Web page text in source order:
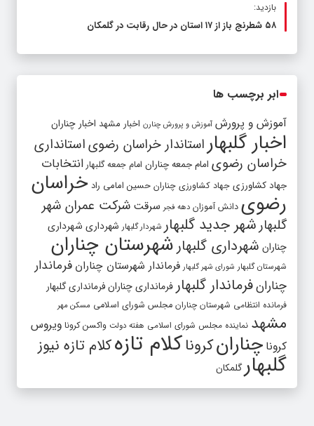
بازدید:
۵۸ شطرنج‌ باز از ۱۷ استان در حال رقابت در گلمکان
ابر برچسب ها
آموزش و پرورش آموزش و پرورش چنارن اخبار مشهد اخبار چناران
اخبار گلبهار استاندار خراسان رضویاستانداری
خراسان رضوی امام جمعه چناران امام جمعه گلبهار انتخابات
جهاد کشاورزی جهاد کشاورزی چناران حسین امامی راد خراسان
رضوی دانش آموزان دهه فجر سرقت شرکت عمران شهر
گلبهارشهر جدید گلبهار شهردار گلبهار شهرداری شهرداری
چناران شهرداری گلبهار شهرستان چناران
شهرستان گلبهار شورای شهر گلبهار فرماندار شهرستان چناران فرماندار
چنارانفرماندار گلبهار فرمانداری چنارانفرمانداری گلبهار
فرمانده انتظامی شهرستان چناران مجلس شورای اسلامی مسکن مهر
مشهد نماینده مجلس شورای اسلامی هفته دولت واکسن کرونا ویروس
کرونا چنارانکروناکلام تازهکلام تازه نیوز
گلبهارگلمکان